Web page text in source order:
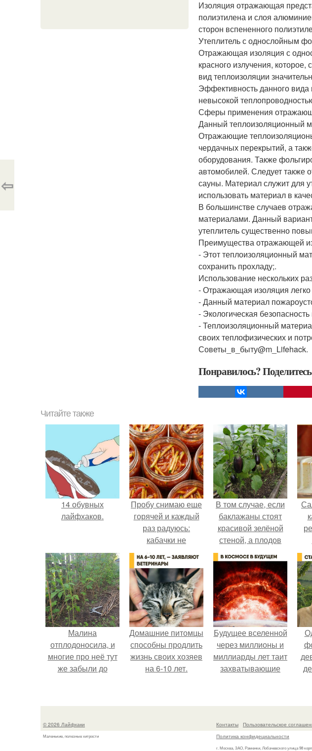
Изоляция отражающая
полиэтилена и слоя
сторон вспененного
Утеплитель с однослойным
Отражающая изоляция с
красного излучения, которое,
вид теплоизоляции
Эффективность данного
невысокой
Сферы применения
Данный теплоизоляционный
Отражающие
чердачных перекрытий, а
оборудования. Также
автомобилей. Следует также
сауны. Материал служит для
использовать материал в
В большинстве случаев
материалами. Данный
утеплитель существенно
Преимущества отражающей
- Этот теплоизоляционный
сохранить прохладу;.
Использование нескольких
- Отражающая изоляция легко
- Данный материал
- Экологическая
- Теплоизоляционный
своих теплофизических и
Советы_в_быту@m_Lifehack.
Понравилось?
⇦
Читайте также
14 обувных
лайфхаков.
Пробу снимаю еще
горячей и каждый
раз радуюсь:
кабачки не
развариваются, а
соус получается
густым и
пикантным.
В том случае, если
баклажаны стоят
красивой зелёной
стеной, а плодов
почти не видно -
радоваться тут
нечему.
Малина
отплодоносила, и
многие про неё тут
же забыли до
Домашние питомцы
способны продлить
жизнь своих хозяев
на 6-10 лет.
Будущее вселенной
через миллионы и
миллиарды лет таит
захватывающие
© 2026 Лайфхаки
Маленькие, полезные хитрости
Контакты
Пользовательское
Политика конфидециальности
г. Москва, ЗАО, Раменки, Лобачевского улица 98